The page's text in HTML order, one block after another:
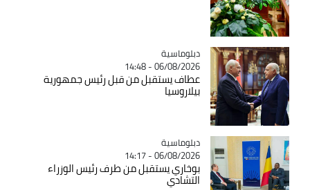
Catégorie
دبلوماسية
06/08/2026 - 14:48
عطاف يستقبل من قبل رئيس جمهورية
بيلاروسيا
Catégorie
دبلوماسية
06/08/2026 - 14:17
بوخاري يستقبل من طرف رئيس الوزراء
التشادي